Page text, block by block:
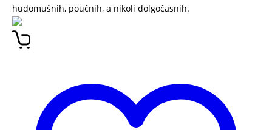
hudomušnih, poučnih, a nikoli dolgočasnih.